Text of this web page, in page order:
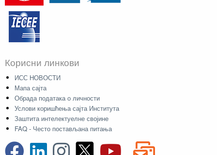
Корисни линкови
ИСС НОВОСТИ
Мапа сајта
Обрада података о личности
Услови коришћења сајта Института
Заштита интелектуелне својине
FAQ - Често постављана питања